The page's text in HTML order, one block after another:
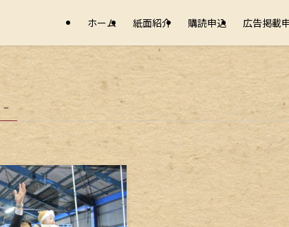
ホーム 紙面紹介 購読申込 広告掲載